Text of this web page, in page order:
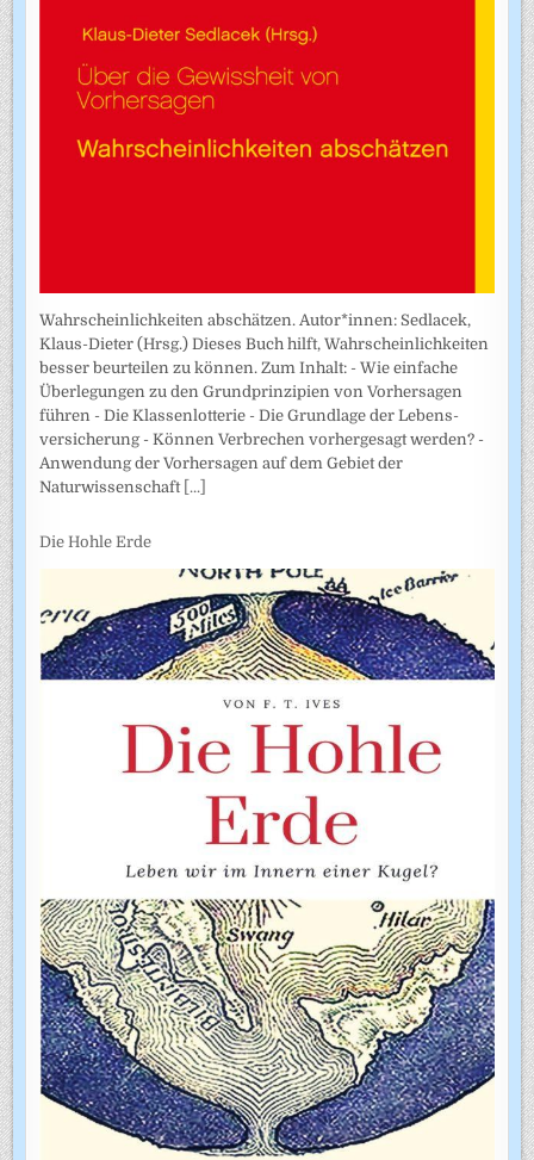
Wahrscheinlichkeiten abschätzen. Autor*innen: Sedlacek,
Klaus-Dieter (Hrsg.) Dieses Buch hilft, Wahrscheinlichkeiten
besser beurteilen zu können. Zum Inhalt: - Wie einfache
Überlegungen zu den Grundprinzipien von Vorhersagen
führen - Die Klassenlotterie - Die Grundlage der Lebens­
versicherung - Können Verbrechen vorhergesagt werden? -
Anwendung der Vorhersagen auf dem Gebiet der
Naturwissenschaft [...]
Die Hohle Erde